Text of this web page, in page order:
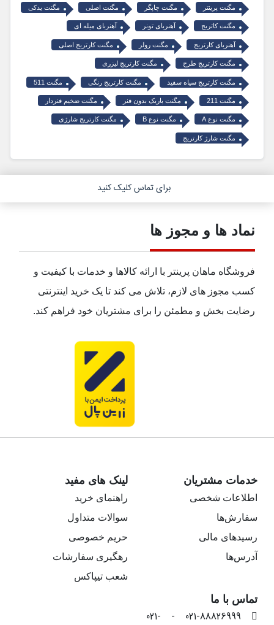
مگنت پرینتر مگنت چاپگر مگنت اصلی مگنت یدکی
مگنت کاتریج آهنربای تونر آهنربای میله ای
آهنربای کارتریج مگنت رولر مگنت کارتریج اصلی
مگنت کارتریج طرح مگنت کارتریج لیزری
مگنت کارتریج سیاه سفید مگنت کارتریج رنگی مگنت 511
مگنت 211 مگنت باریک بدون فنر مگنت ضخیم فنردار
مگنت نوع A مگنت نوع B مگنت کارتریج شارژی
مگنت شارژ کارتریج
برای تماس کلیک کنید
نماد ها و مجوز ها
فروشگاه ماهان پرینتر با ارائه کالاها و خدمات با کیفیت و
کسب مجوز های لازم، تلاش می کند تا یک خرید اینترنتی
رضایت بخش و مطمئن را برای مشتریان خود فراهم کند.
خدمات مشتریان
اطلاعات شخصی
سفارش‌ها
رسیدهای مالی
آدرس‌ها
لینک های مفید
راهنمای خرید
سوالات متداول
حریم خصوصی
رهگیری سفارشات
شعب تیپاکس
تماس با ما
021-88826999 - 021-